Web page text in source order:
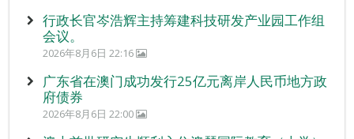
行政长官岑浩辉主持筹建科技研发产业园工作组
会议。
2026年8月6日 22:16
广东省在澳门成功发行25亿元离岸人民币地方政
府债券
2026年8月6日 22:00